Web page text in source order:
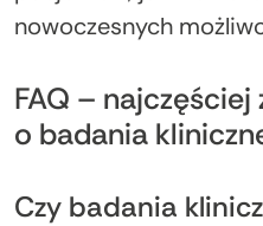
nowoczesnych
FAQ –
o badania
Czy badania